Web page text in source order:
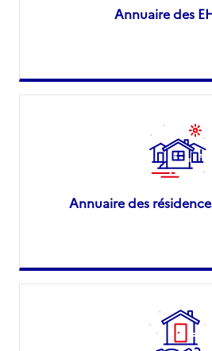
Annuaire des
Annuaire des